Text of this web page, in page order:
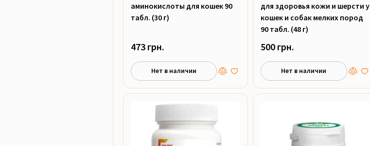
аминокислоты для кошек 90
табл. (30 г)
473 грн.
Нет в наличии
для здоровья кожи и шерсти у
кошек и собак мелких пород
90 табл. (48 г)
500 грн.
Нет в наличии